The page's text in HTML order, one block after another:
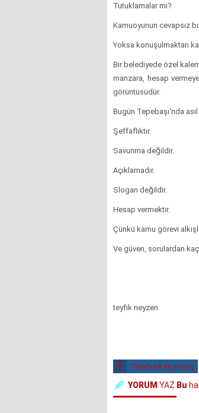
Tutuklamalar mı?
Kamuoyunun cevapsız
Yoksa konuşulmaktan
Bir belediyede özel
manzara, hesap
görüntüsüdür.
Bugün Tepebaşı'nda
Şeffaflıktır.
Savunma değildir.
Açıklamadır.
Slogan değildir.
Hesap vermektir.
Çünkü kamu görevi
Ve güven, sorulardan
teyfik neyzen
Facebook ile paylaş
YORUM YAZ Bu